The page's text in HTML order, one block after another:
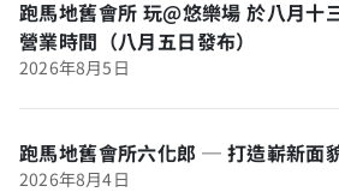
跑馬地舊會所 玩@悠樂場 於八月十
營業時間（八月五日發布）
2026年8月5日
跑馬地舊會所六化郎 ─ 打造嶄新面
2026年8月4日